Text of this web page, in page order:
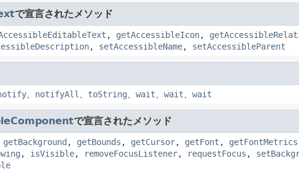
で宣言されたメソッド
, getAccessibleIcon,
, setAccessibleName, setAccessibleParent
、 notifyAll、 toString、 wait、 wait、 wait
で宣言されたメソッド
getBackground , getBounds , getCursor, getFont , getFontMetrics
, isVisible, removeFocusListener, requestFocus ,